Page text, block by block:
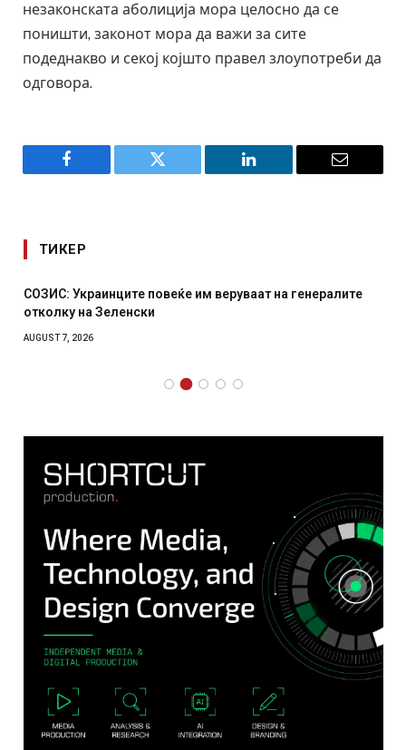
незаконската аболиција мора целосно да се
поништи, законот мора да важи за сите
подеднакво и секој којшто правел злоупотреби да
одговора.
Facebook Twitter LinkedIn Email
ТИКЕР
СОЗИС: Украинците повеќе им веруваат на генералите
отколку на Зеленски
AUGUST 7, 2026